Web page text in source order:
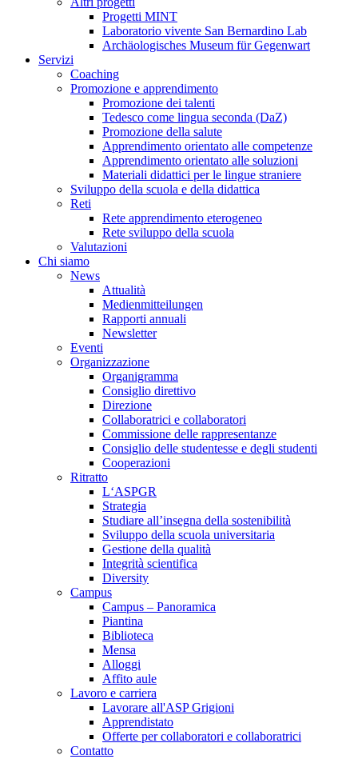
Progetti MINT
Laboratorio vivente San Bernardino Lab
Archäologisches Museum für Gegenwart
Servizi
Coaching
Promozione e apprendimento
Promozione dei talenti
Tedesco come lingua seconda (DaZ)
Promozione della salute
Apprendimento orientato alle competenze
Apprendimento orientato alle soluzioni
Materiali didattici per le lingue straniere
Sviluppo della scuola e della didattica
Reti
Rete apprendimento eterogeneo
Rete sviluppo della scuola
Valutazioni
Chi siamo
News
Attualità
Medienmitteilungen
Rapporti annuali
Newsletter
Eventi
Organizzazione
Organigramma
Consiglio direttivo
Direzione
Collaboratrici e collaboratori
Commissione delle rappresentanze
Consiglio delle studentesse e degli studenti
Cooperazioni
Ritratto
L‘ASPGR
Strategia
Studiare all’insegna della sostenibilità
Sviluppo della scuola universitaria
Gestione della qualità
Integrità scientifica
Diversity
Campus
Campus – Panoramica
Piantina
Biblioteca
Mensa
Alloggi
Affito aule
Lavoro e carriera
Lavorare all'ASP Grigioni
Apprendistato
Offerte per collaboratori e collaboratrici
Contatto